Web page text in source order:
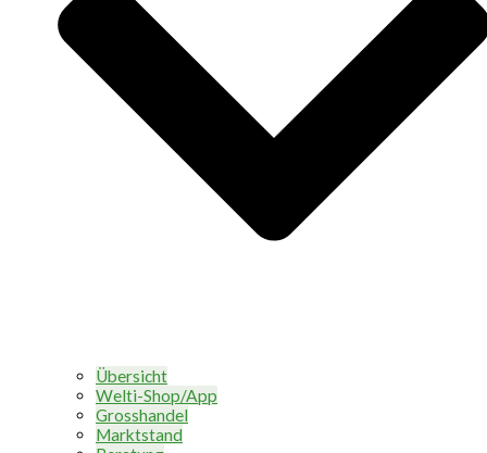
Übersicht
Welti-Shop/App
Grosshandel
Marktstand